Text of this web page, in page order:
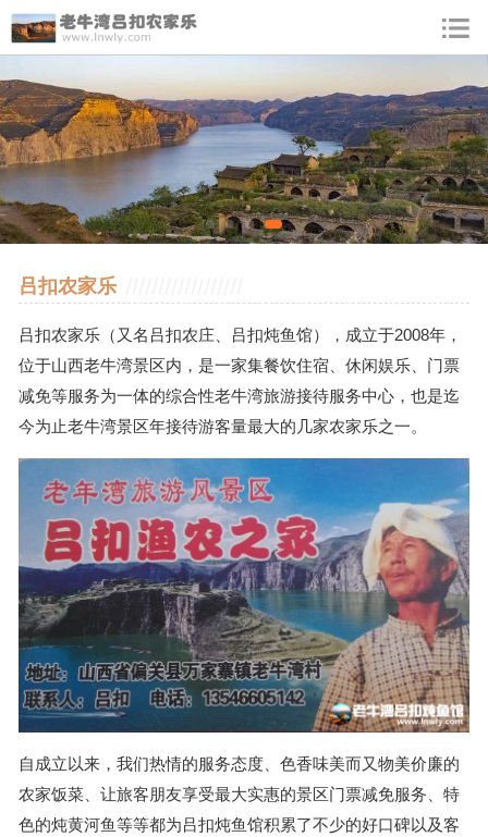
吕扣农家乐
吕扣农家乐（又名吕扣农庄、吕扣炖鱼馆），成立于2008年，
位于山西老牛湾景区内，是一家集餐饮住宿、休闲娱乐、门票
减免等服务为一体的综合性老牛湾旅游接待服务中心，也是迄
今为止老牛湾景区年接待游客量最大的几家农家乐之一。
自成立以来，我们热情的服务态度、色香味美而又物美价廉的
农家饭菜、让旅客朋友享受最大实惠的景区门票减免服务、特
色的炖黄河鱼等等都为吕扣炖鱼馆积累了不少的好口碑以及客